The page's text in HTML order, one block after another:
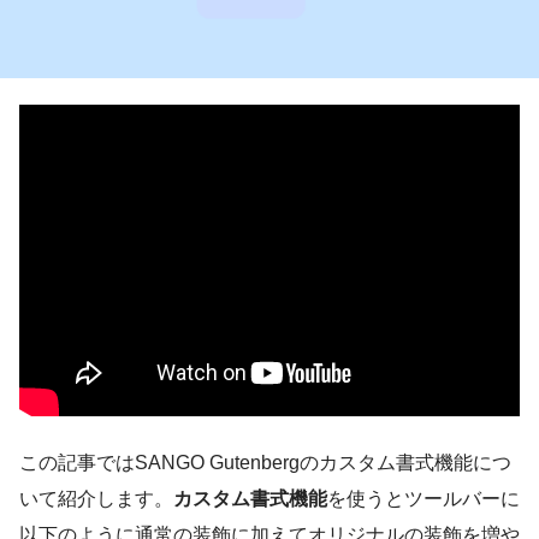
この記事ではSANGO Gutenbergのカスタム書式機能につ
いて紹介します。
カスタム書式機能を使うとツールバーに
以下のように通常の装飾に加えてオリジナルの装飾を増や